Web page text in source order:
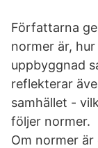
Författarna
normer är,
uppbyggnad
reflekterar
samhället -
följer normer.
Om normer